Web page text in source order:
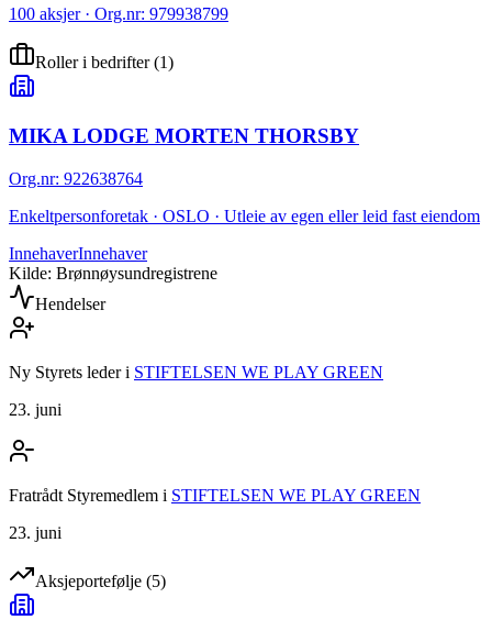
100 aksjer · Org.nr: 979938799
Roller i bedrifter(1)
MIKA LODGE MORTEN THORSBY
Org.nr: 922638764
Enkeltpersonforetak · OSLO · Utleie av egen eller leid fast eiendom
InnehaverInnehaver
Kilde: Brønnøysundregistrene
Hendelser
Ny Styrets lederi STIFTELSEN WE PLAY GREEN
23. juni
Fratrådt Styremedlem i STIFTELSEN WE PLAY GREEN
23. juni
Aksjeportefølje (5)